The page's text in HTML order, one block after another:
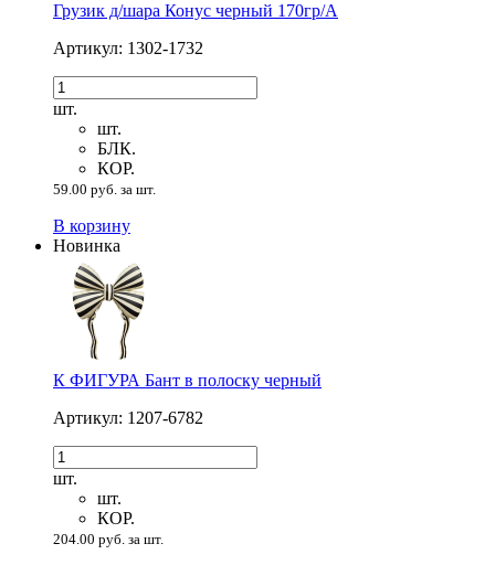
Грузик д/шара Конус черный 170гр/A
Артикул: 1302-1732
шт.
шт.
БЛК.
КОР.
59.00 руб. за шт.
В корзину
Новинка
К ФИГУРА Бант в полоску черный
Артикул: 1207-6782
шт.
шт.
КОР.
204.00 руб. за шт.